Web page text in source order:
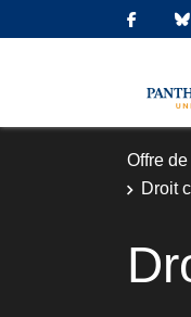
Offre
Droit